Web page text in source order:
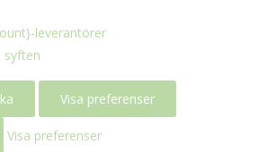
leverantörer
syften
Visa preferenser
Visa preferenser